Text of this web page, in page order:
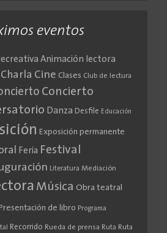
eventos
Animación lectora
Charla Cine Clases Club de lectura
Concierto
Danza Desfile Educación
Exposición permanente
Feria Festival
Literatura Mediación
Música Obra teatral
Presentación de libro Programa
Recorrido Rueda de prensa Ruta Ruta